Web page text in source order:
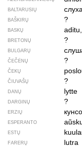
BALTARUSIŲ
BAŠKIRŲ ?
BASKŲ
BRETONŲ ?
BULGARŲ
ČEČĖNŲ ?
ČEKŲ
ČIUVAŠŲ ?
DANŲ lytte
DARGINŲ ?
ERZIŲ
ESPERANTO
ESTŲ
FARERŲ lutra